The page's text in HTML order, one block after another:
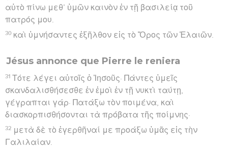
αὐτὸ πίνω μεθ’ ὑμῶν καινὸν ἐν τῇ βασιλείᾳ τοῦ
πατρός μου.
30 καὶ ὑμνήσαντες ἐξῆλθον εἰς τὸ Ὄρος τῶν Ἐλαιῶν.
Jésus annonce que Pierre le reniera
31 Τότε λέγει αὐτοῖς ὁ Ἰησοῦς· Πάντες ὑμεῖς
σκανδαλισθήσεσθε ἐν ἐμοὶ ἐν τῇ νυκτὶ ταύτῃ,
γέγραπται γάρ· Πατάξω τὸν ποιμένα, καὶ
διασκορπισθήσονται τὰ πρόβατα τῆς ποίμνης·
32 μετὰ δὲ τὸ ἐγερθῆναί με προάξω ὑμᾶς εἰς τὴν
Γαλιλαίαν.